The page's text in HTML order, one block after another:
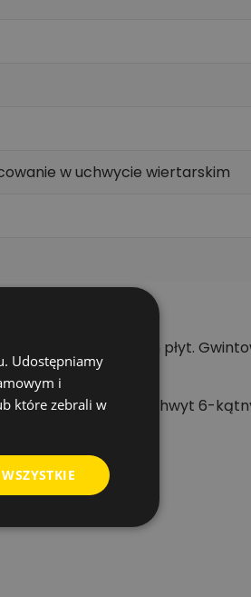
w uchwycie wiertarskim
przy krawędziach płyt.
montażowe. Uchwyt 6-
Udostępniamy
i
które zebrali w